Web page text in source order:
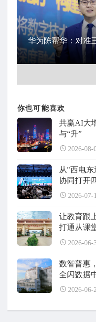
华为陈帮华：对准
你也可能喜欢
共赢AI大
与“升”
2026-08-
从"西电
协同打开
2026-07-
让教育跟
打通从课
2026-06-
数智普惠
全闪数据
设全面升
2026-06-